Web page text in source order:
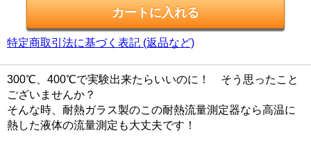
特定商取引法に基づく表記 (返品など)
300℃、400℃で実験出来たらいいのに！ そう思ったこと
ございませんか？
そんな時、耐熱ガラス製のこの耐熱流量測定器なら高温に
熱した液体の流量測定も大丈夫です！